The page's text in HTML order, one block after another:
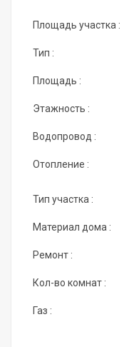
Площадь участка :
Тип :
Площадь :
Этажность :
Водопровод :
Отопление :
Тип участка :
Материал дома :
Ремонт :
Кол-во комнат :
Газ :